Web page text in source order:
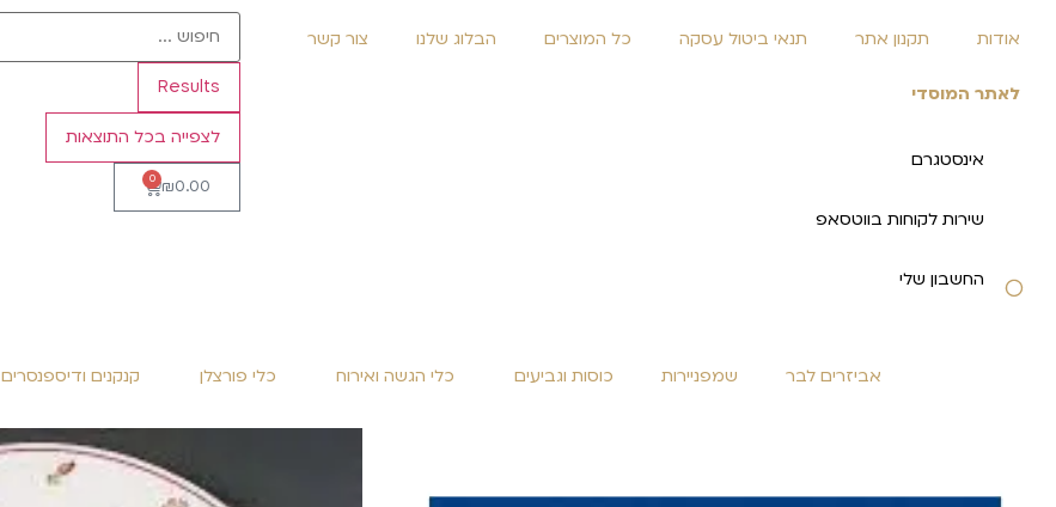
אודות תקנון אתר תנאי ביטול עסקה כל המוצרים הבלוג שלנו צור קשר
לאתר המוסדי
אינסטגרם
שירות לקוחות בווטסאפ
החשבון שלי
Results
לצפייה בכל התוצאות
₪0.00
0
אביזרים לבר שמפניירות כוסות וגביעים כלי הגשה ואירוח כלי פורצלן קנקנים ודיספנסרים